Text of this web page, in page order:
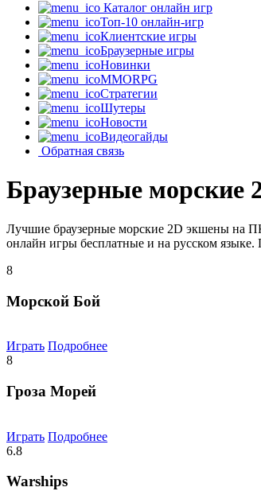
Каталог онлайн игр
Топ-10 онлайн-игр
Клиентские игры
Браузерные игры
Новинки
MMORPG
Стратегии
Шутеры
Новости
Видеогайды
Обратная связь
Браузерные морские
Лучшие браузерные морские 2D экшены на
онлайн игры бесплатные и на русском языке.
8
Морской Бой
Играть Подробнее
8
Гроза Морей
Играть Подробнее
6.8
Warships